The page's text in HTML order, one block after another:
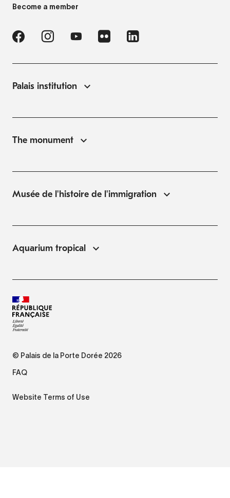
Become a member
Palais institution
The monument
Musée de l'histoire de l'immigration
Aquarium tropical
© Palais de la Porte Dorée 2026
FAQ
Website Terms of Use